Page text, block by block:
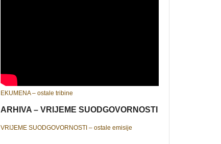
EKUMENA – ostale tribine
ARHIVA – VRIJEME SUODGOVORNOSTI
VRIJEME SUODGOVORNOSTI – ostale emisije